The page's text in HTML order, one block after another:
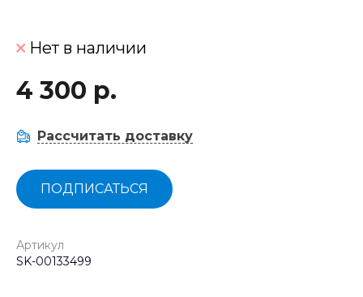
Нет в наличии
4 300 р.
Рассчитать доставку
ПОДПИСАТЬСЯ
Артикул
SK-00133499